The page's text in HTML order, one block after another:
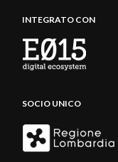
INTEGRATO CON
SOCIO UNICO